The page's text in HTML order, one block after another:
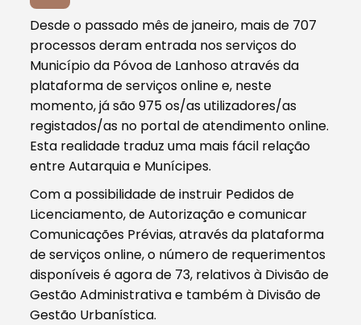
Desde o passado mês de janeiro, mais de 707
processos deram entrada nos serviços do
Município da Póvoa de Lanhoso através da
plataforma de serviços online e, neste
momento, já são 975 os/as utilizadores/as
registados/as no portal de atendimento online.
Esta realidade traduz uma mais fácil relação
entre Autarquia e Munícipes.
Com a possibilidade de instruir Pedidos de
Licenciamento, de Autorização e comunicar
Comunicações Prévias, através da plataforma
de serviços online, o número de requerimentos
disponíveis é agora de 73, relativos à Divisão de
Gestão Administrativa e também à Divisão de
Gestão Urbanística.